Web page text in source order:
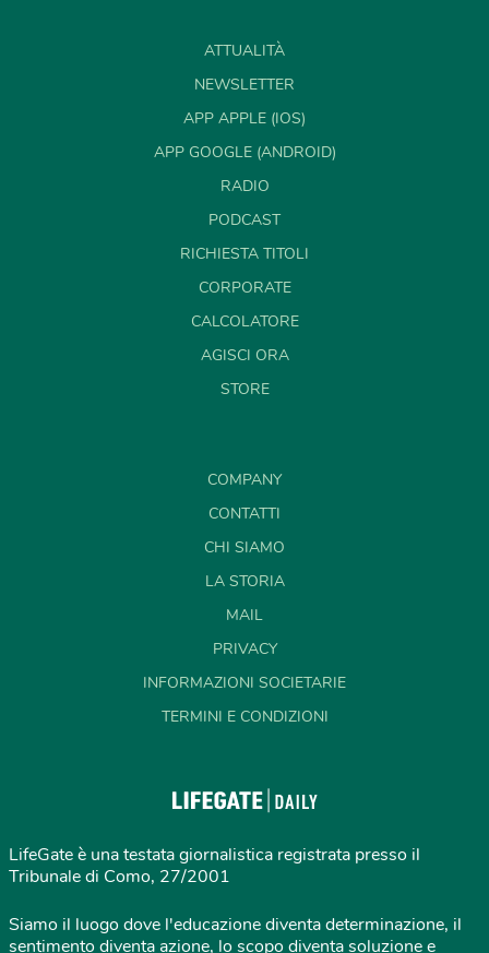
ATTUALITÀ
NEWSLETTER
APP APPLE (IOS)
APP GOOGLE (ANDROID)
RADIO
PODCAST
RICHIESTA TITOLI
CORPORATE
CALCOLATORE
AGISCI ORA
STORE
COMPANY
CONTATTI
CHI SIAMO
LA STORIA
MAIL
PRIVACY
INFORMAZIONI SOCIETARIE
TERMINI E CONDIZIONI
LifeGate è una testata giornalistica registrata presso il
Tribunale di Como, 27/2001
Siamo il luogo dove l'educazione diventa determinazione, il
sentimento diventa azione, lo scopo diventa soluzione e